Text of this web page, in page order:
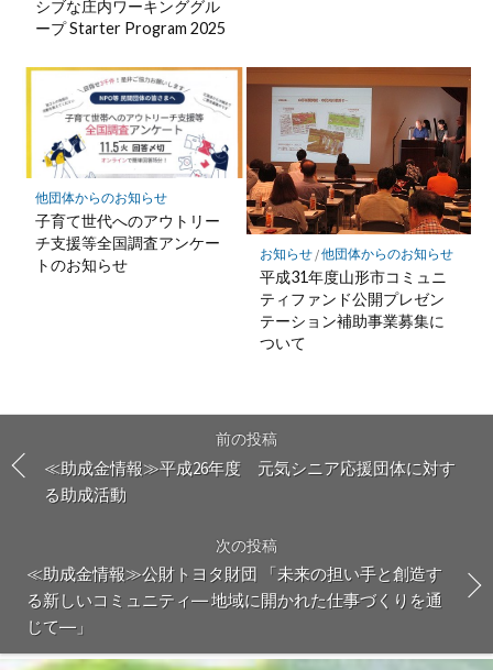
シブな庄内ワーキンググル
ープ Starter Program 2025
他団体からのお知らせ
子育て世代へのアウトリー
チ支援等全国調査アンケー
トのお知らせ
お知らせ/他団体からのお知らせ
平成31年度山形市コミュニ
ティファンド公開プレゼン
テーション補助事業募集に
ついて
前の投稿
≪助成金情報≫平成26年度 元気シニア応援団体に対す
る助成活動
次の投稿
≪助成金情報≫公財トヨタ財団 「未来の担い手と創造す
る新しいコミュニティ― 地域に開かれた仕事づくりを通
じて―」